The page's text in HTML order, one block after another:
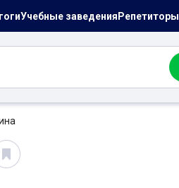
Учебные заведенияРепетиторы